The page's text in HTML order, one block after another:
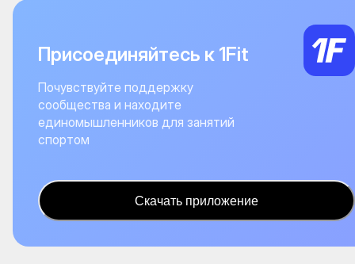
Присоединяйтесь к 1Fit
Почувствуйте поддержку
сообщества и находите
единомышленников для занятий
спортом
Скачать приложение